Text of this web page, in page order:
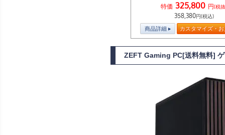
特価 325,800 円(税
358,380円(税込)
商品詳細 カスタマイズ・
ZEFT Gaming PC[送料無料]